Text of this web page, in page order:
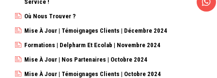
Service !
Où Nous Trouver ?
Mise À Jour | Témoignages Clients | Décembre 2024
Formations | Delpharm Et Ecolab | Novembre 2024
Mise À Jour | Nos Partenaires | Octobre 2024
Mise À Jour | Témoignages Clients | Octobre 2024